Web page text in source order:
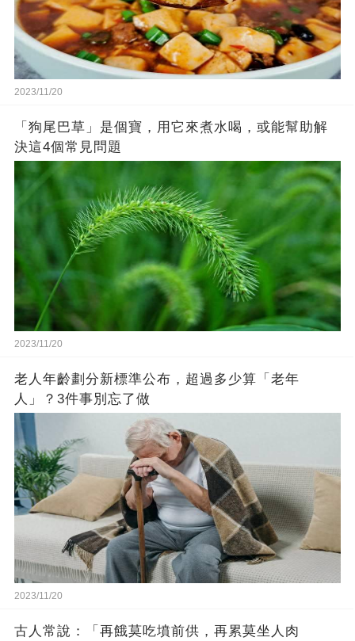
2023/11/20
「狗尾巴草」是個寶，用它來煮水喝，或能幫助解
決這4個常見問題
2023/11/20
老人年齡劃分新標準公布，超過多少算「老年
人」？3件事別忘了做
2023/11/20
古人常說：「再餓莫吃墳前供，再累莫坐人肉